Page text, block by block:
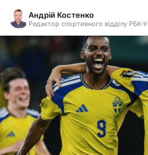
Андрій Костенко
Редактор спортивного відділу РБК-